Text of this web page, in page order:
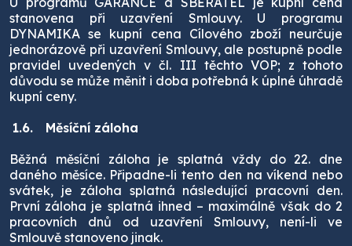
stanovena při uzavření Smlouvy. U programu
DYNAMIKA se kupní cena Cílového zboží neurčuje
jednorázově při uzavření Smlouvy, ale postupně podle
pravidel uvedených v čl. III těchto VOP; z tohoto
důvodu se může měnit i doba potřebná k úplné úhradě
kupní ceny.
1.6.
Měsíční záloha
Běžná měsíční záloha je splatná vždy do 22. dne
daného měsíce. Připadne-li tento den na víkend nebo
svátek, je záloha splatná následující pracovní den.
První záloha je splatná ihned – maximálně však do 2
pracovních dnů od uzavření Smlouvy, není-li ve
Smlouvě stanoveno jinak.